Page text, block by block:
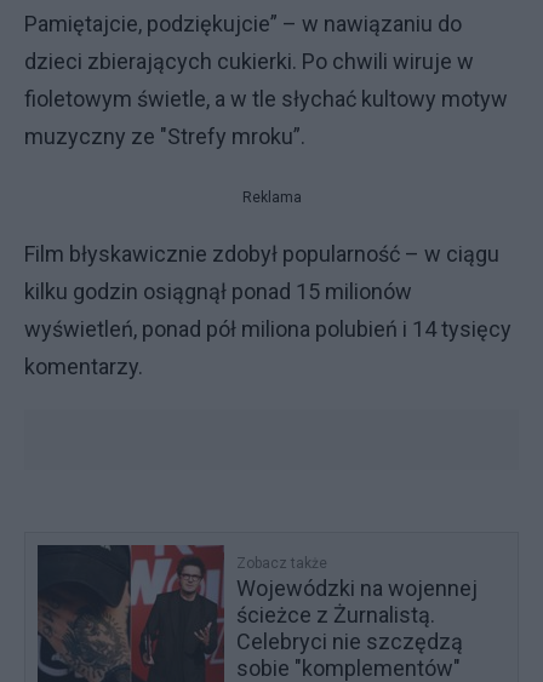
Pamiętajcie, podziękujcie” – w nawiązaniu do
dzieci zbierających cukierki. Po chwili wiruje w
fioletowym świetle, a w tle słychać kultowy motyw
muzyczny ze "Strefy mroku”.
Reklama
Film błyskawicznie zdobył popularność – w ciągu
kilku godzin osiągnął ponad 15 milionów
wyświetleń, ponad pół miliona polubień i 14 tysięcy
komentarzy.
Zobacz także
Wojewódzki na wojennej
ścieżce z Żurnalistą.
Celebryci nie szczędzą
sobie "komplementów"